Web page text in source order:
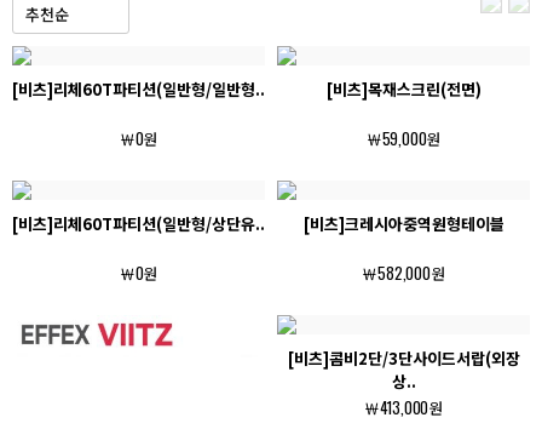
[비츠]리체60T파티션(일반형/일반형..
￦0원
[비츠]목재스크린(전면)
￦59,000원
[비츠]리체60T파티션(일반형/상단유..
￦0원
[비츠]크레시아중역원형테이블
￦582,000원
[비츠]콤비2단/3단사이드서랍(외장
상..
￦413,000원